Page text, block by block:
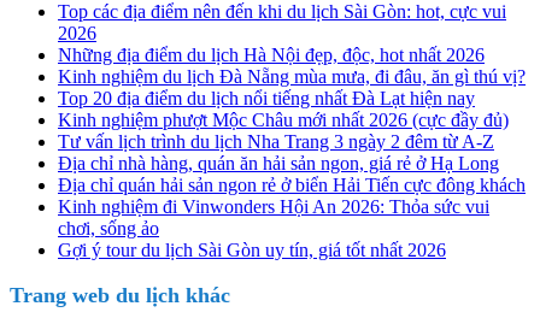
Top các địa điểm nên đến khi du lịch Sài Gòn: hot, cực vui
2026
Những địa điểm du lịch Hà Nội đẹp, độc, hot nhất 2026
Kinh nghiệm du lịch Đà Nẵng mùa mưa, đi đâu, ăn gì thú vị?
Top 20 địa điểm du lịch nổi tiếng nhất Đà Lạt hiện nay
Kinh nghiệm phượt Mộc Châu mới nhất 2026 (cực đầy đủ)
Tư vấn lịch trình du lịch Nha Trang 3 ngày 2 đêm từ A-Z
Địa chỉ nhà hàng, quán ăn hải sản ngon, giá rẻ ở Hạ Long
Địa chỉ quán hải sản ngon rẻ ở biển Hải Tiến cực đông khách
Kinh nghiệm đi Vinwonders Hội An 2026: Thỏa sức vui
chơi, sống ảo
Gợi ý tour du lịch Sài Gòn uy tín, giá tốt nhất 2026
Trang web du lịch khác